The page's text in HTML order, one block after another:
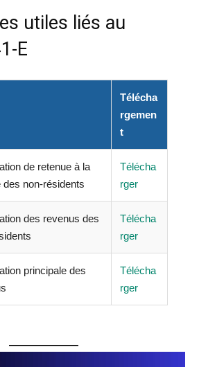
utiles liés au
E
Télécha
rgemen
t
de retenue à la
des non-résidents
Télécha
rger
des revenus des
Télécha
rger
principale des
Télécha
rger